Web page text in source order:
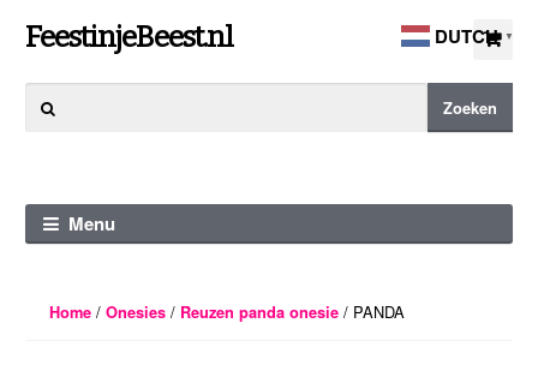
Ga
naar
navigatie
Ga
naar
de
FeestinjeBeest.nl
naar:
Zoeken
Menu
Home/ Onesies/ Reuzen panda onesie/ PANDA
DUTCH ▼